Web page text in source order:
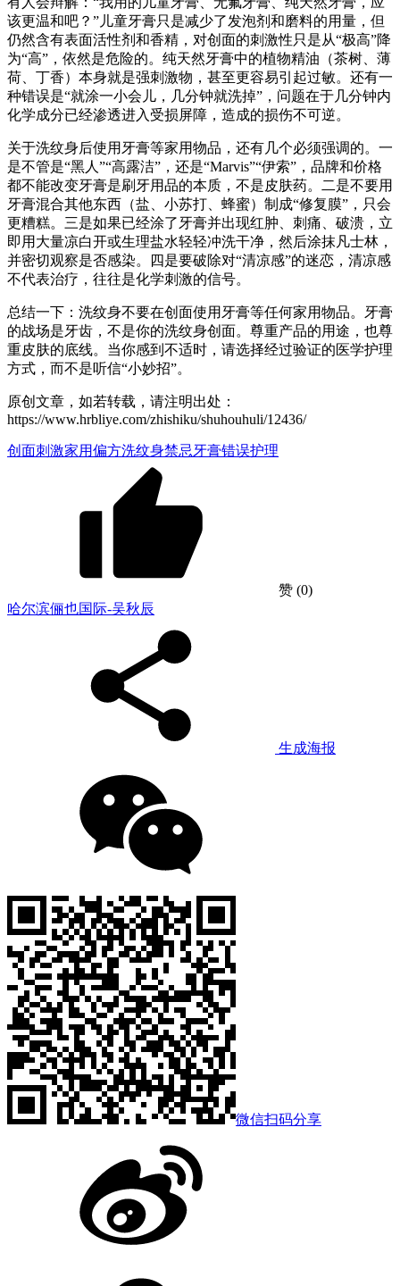
该更温和吧？”儿童牙膏只是减少了发泡剂和磨料的用量，但
仍然含有表面活性剂和香精，对创面的刺激性只是从“极高”降
为“高”，依然是危险的。纯天然牙膏中的植物精油（茶树、薄
荷、丁香）本身就是强刺激物，甚至更容易引起过敏。还有一
种错误是“就涂一小会儿，几分钟就洗掉”，问题在于几分钟内
化学成分已经渗透进入受损屏障，造成的损伤不可逆。
关于洗纹身后使用牙膏等家用物品，还有几个必须强调的。一
是不管是“黑人”“高露洁”，还是“Marvis”“伊索”，品牌和价格
都不能改变牙膏是刷牙用品的本质，不是皮肤药。二是不要用
牙膏混合其他东西（盐、小苏打、蜂蜜）制成“修复膜”，只会
更糟糕。三是如果已经涂了牙膏并出现红肿、刺痛、破溃，立
即用大量凉白开或生理盐水轻轻冲洗干净，然后涂抹凡士林，
并密切观察是否感染。四是要破除对“清凉感”的迷恋，清凉感
不代表治疗，往往是化学刺激的信号。
总结一下：洗纹身不要在创面使用牙膏等任何家用物品。牙膏
的战场是牙齿，不是你的洗纹身创面。尊重产品的用途，也尊
重皮肤的底线。当你感到不适时，请选择经过验证的医学护理
方式，而不是听信“小妙招”。
原创文章，如若转载，请注明出处：
https://www.hrbliye.com/zhishiku/shuhouhuli/12436/
创面刺激家用偏方洗纹身禁忌牙膏错误护理
赞 (0)
哈尔滨俪也国际-吴秋辰
生成海报
微信扫码分享